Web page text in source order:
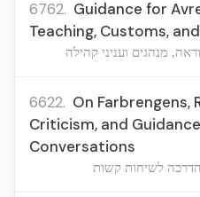
6762. Guidance for
Teaching, Customs,
מנהגים ועניני קהילה
6622. On Farbrengens,
Criticism, and
Conversations
לשיחות קשות